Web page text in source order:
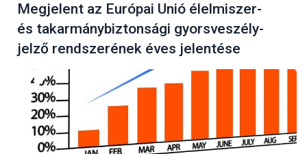
Megjelent az Európai Unió élelmiszer-
és takarmánybiztonsági gyorsveszély-
jelző rendszerének éves jelentése